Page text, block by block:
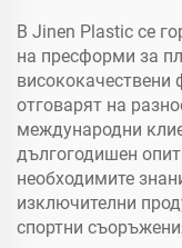
В Jinen Plastic се
на пресформи за
отговарят на
международни
дългогодишен
необходимите
изключителни
спортни